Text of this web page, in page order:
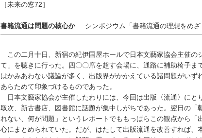
［未来の窓72］
書籍流通は問題の核心か──シンポジウム「書籍流通の理想をめざ
この二月十日、新宿の紀伊国屋ホールで日本文藝家協会主催の
て」を聴きに行った。四〇〇席を超す会場に、通路に補助椅子ま
はかみあわない議論が多く、出版界がかかえている諸問題がいず
あらためて印象づけるものであった。
日本文藝家協会が主催したわりには、今回は出版〈流通〉にと
取次、新古書店、図書館に話題が集中しがちであった。翌日の「
れない、何が問題」というレポートでももっぱらこの観点から「
心にまとめられていた。だが、はたして出版流通を改善すれば、